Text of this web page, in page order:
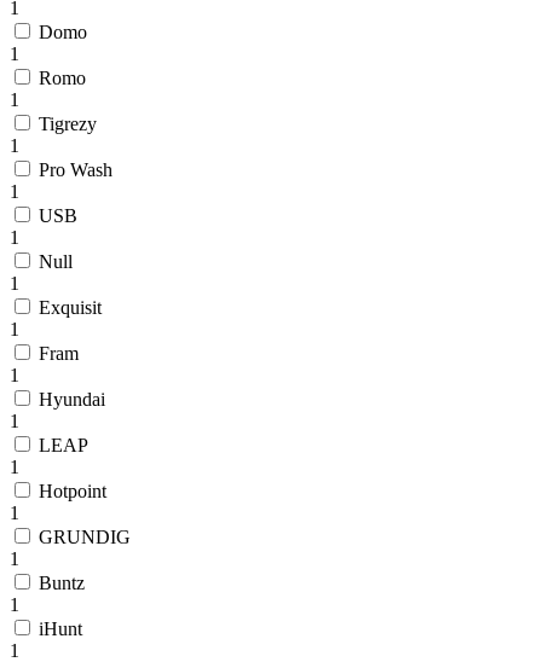
1
Domo
1
Romo
1
Tigrezy
1
Pro Wash
1
USB
1
Null
1
Exquisit
1
Fram
1
Hyundai
1
LEAP
1
Hotpoint
1
GRUNDIG
1
Buntz
1
iHunt
1